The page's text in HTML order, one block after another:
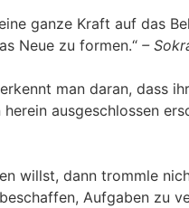
ganze Kraft auf das
Neue zu formen.“ –
man daran, dass
ausgeschlossen
willst, dann trommle
Aufgaben zu